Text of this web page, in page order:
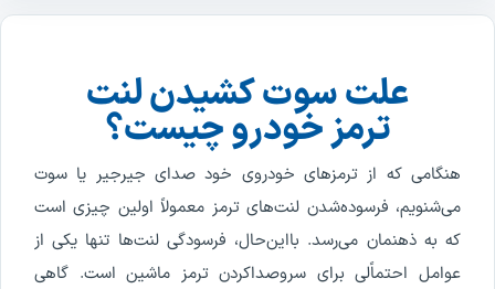
علت سوت کشیدن لنت
ترمز خودرو چیست؟
هنگامی که از ترمزهای خودروی خود صدای جیرجیر یا سوت
می‌شنویم، فرسوده‌شدن لنت‌های ترمز معمولاً اولین چیزی است
که به ذهنمان می‌رسد. بااین‌حال، فرسودگی لنت‌ها تنها یکی از
عوامل احتماًلی برای سروصداکردن ترمز ماشین است. گاهی